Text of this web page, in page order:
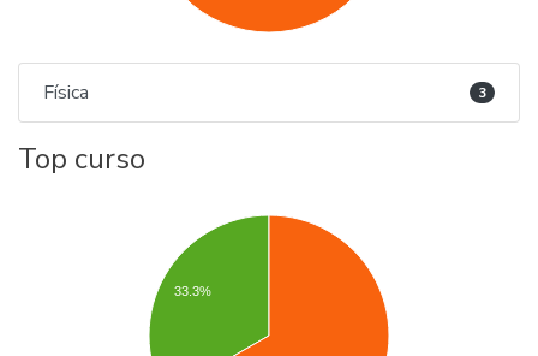
Física 3
Top curso
33.3%